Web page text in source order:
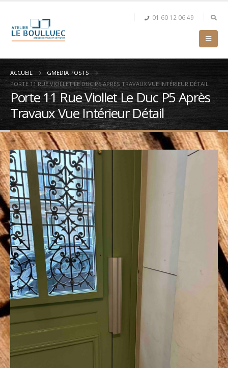
01 60 12 06 49
ACCUEIL
GMEDIA POSTS
PORTE 11 RUE VIOLLET LE DUC P5 APRÈS TRAVAUX VUE INTÉRIEUR DÉTAIL
Porte 11 Rue Viollet Le Duc P5 Après
Travaux Vue Intérieur Détail